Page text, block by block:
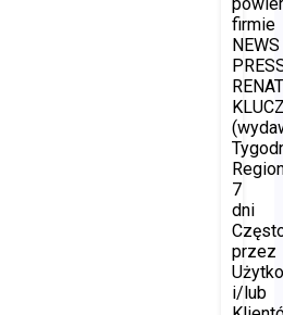
firmie
NEWS
7
dni
przez
i/lub